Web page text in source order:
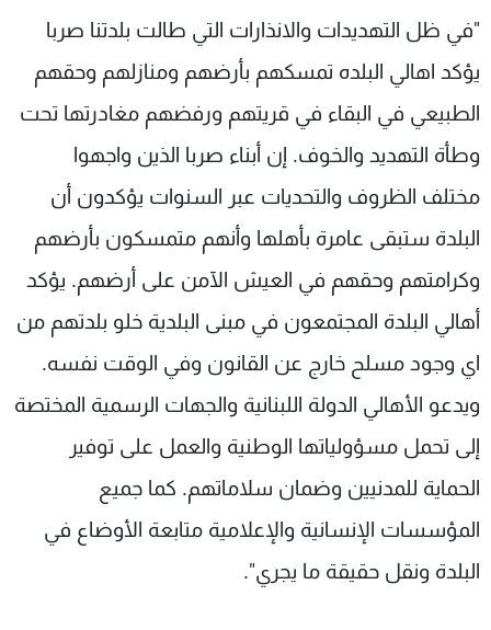
"في ظل التهديدات والانذارات التي طالت بلدتنا صربا
يؤكد اهالي البلده تمسكهم بأرضهم ومنازلهم وحقهم
الطبيعي في البقاء في قريتهم ورفضهم مغادرتها تحت
وطأة التهديد والخوف. إن أبناء صربا الذين واجهوا
مختلف الظروف والتحديات عبر السنوات يؤكدون أن
البلدة ستبقى عامرة بأهلها وأنهم متمسكون بأرضهم
وكرامتهم وحقهم في العيش الآمن على أرضهم. يؤكد
أهالي البلدة المجتمعون في مبنى البلدية خلو بلدتهم من
اي وجود مسلح خارج عن القانون وفي الوقت نفسه.
ويدعو الأهالي الدولة اللبنانية والجهات الرسمية المختصة
إلى تحمل مسؤولياتها الوطنية والعمل على توفير
الحماية للمدنيين وضمان سلاماتهم. كما جميع
المؤسسات الإنسانية والإعلامية متابعة الأوضاع في
البلدة ونقل حقيقة ما يجري".
شاهد البرامج
عن MTV
الإنـتـاج
لاعلاناتكم
وظائف
تواصل معنا
شروط الإسـتخدام
سياسة الخصوصية